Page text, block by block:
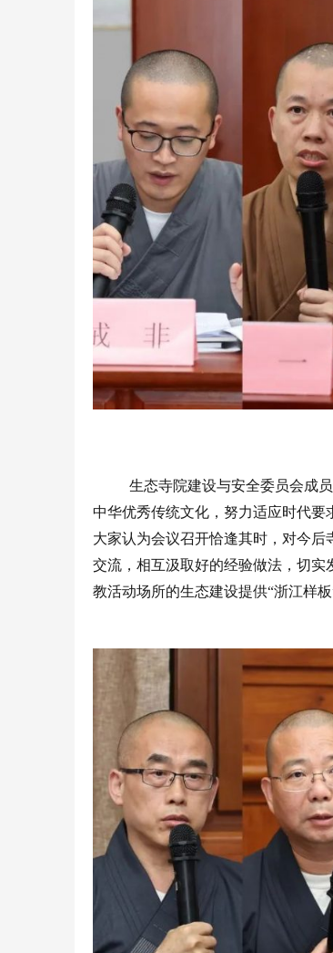
生态寺院建设与安全委员会成
中华优秀传统文化，努力适应时代
大家认为会议召开恰逢其时，对今
交流，相互汲取好的经验做法，切
教活动场所的生态建设提供“浙江样板